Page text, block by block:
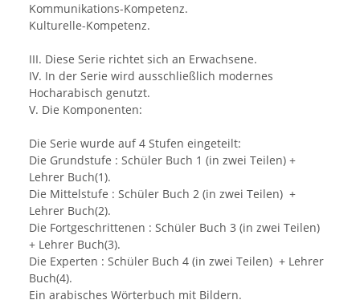
Kommunikations-Kompetenz.
Kulturelle-Kompetenz.
III. Diese Serie richtet sich an Erwachsene.
IV. In der Serie wird ausschließlich modernes
Hocharabisch genutzt.
V. Die Komponenten:
Die Serie wurde auf 4 Stufen eingeteilt:
Die Grundstufe : Schüler Buch 1 (in zwei Teilen) +
Lehrer Buch(1).
Die Mittelstufe : Schüler Buch 2 (in zwei Teilen) +
Lehrer Buch(2).
Die Fortgeschrittenen : Schüler Buch 3 (in zwei Teilen)
+ Lehrer Buch(3).
Die Experten : Schüler Buch 4 (in zwei Teilen) + Lehrer
Buch(4).
Ein arabisches Wörterbuch mit Bildern.